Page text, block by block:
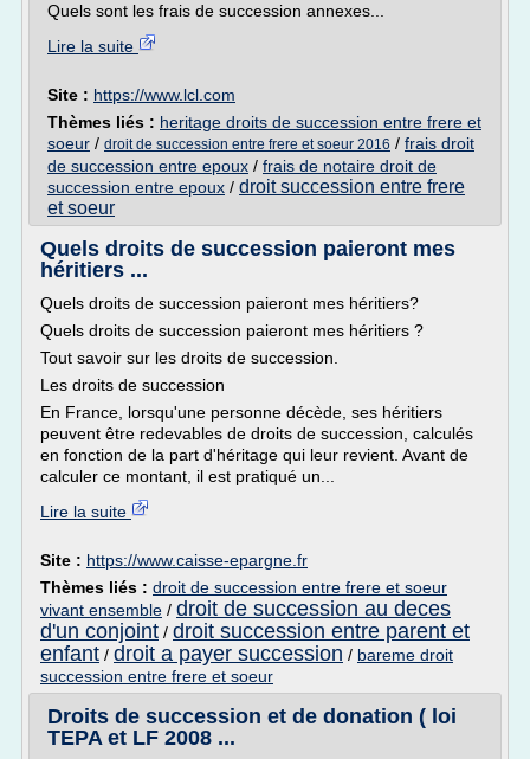
Quels sont les frais de succession annexes...
Lire la suite
Site : https://www.lcl.com
Thèmes liés : heritage droits de succession entre frere et
soeur / droit de succession entre frere et soeur 2016 / frais droit
de succession entre epoux / frais de notaire droit de
succession entre epoux / droit succession entre frere
et soeur
Quels droits de succession paieront mes
héritiers ...
Quels droits de succession paieront mes héritiers?
Quels droits de succession paieront mes héritiers ?
Tout savoir sur les droits de succession.
Les droits de succession
En France, lorsqu'une personne décède, ses héritiers
peuvent être redevables de droits de succession, calculés
en fonction de la part d'héritage qui leur revient. Avant de
calculer ce montant, il est pratiqué un...
Lire la suite
Site : https://www.caisse-epargne.fr
Thèmes liés : droit de succession entre frere et soeur
vivant ensemble / droit de succession au deces
d'un conjoint / droit succession entre parent et
enfant / droit a payer succession / bareme droit
succession entre frere et soeur
Droits de succession et de donation ( loi
TEPA et LF 2008 ...